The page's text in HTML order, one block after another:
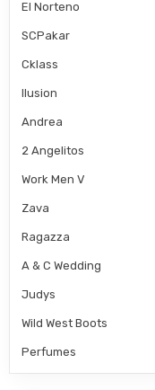
El Norteno
SCPakar
Cklass
Ilusion
Andrea
2 Angelitos
Work Men V
Zava
Ragazza
A & C Wedding
Judys
Wild West Boots
Perfumes